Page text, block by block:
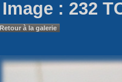
Image : 232
Retour à la galerie